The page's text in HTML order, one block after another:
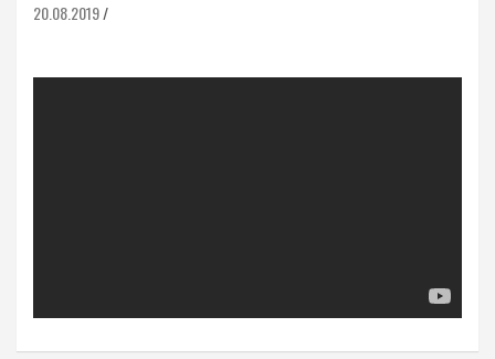
20.08.2019